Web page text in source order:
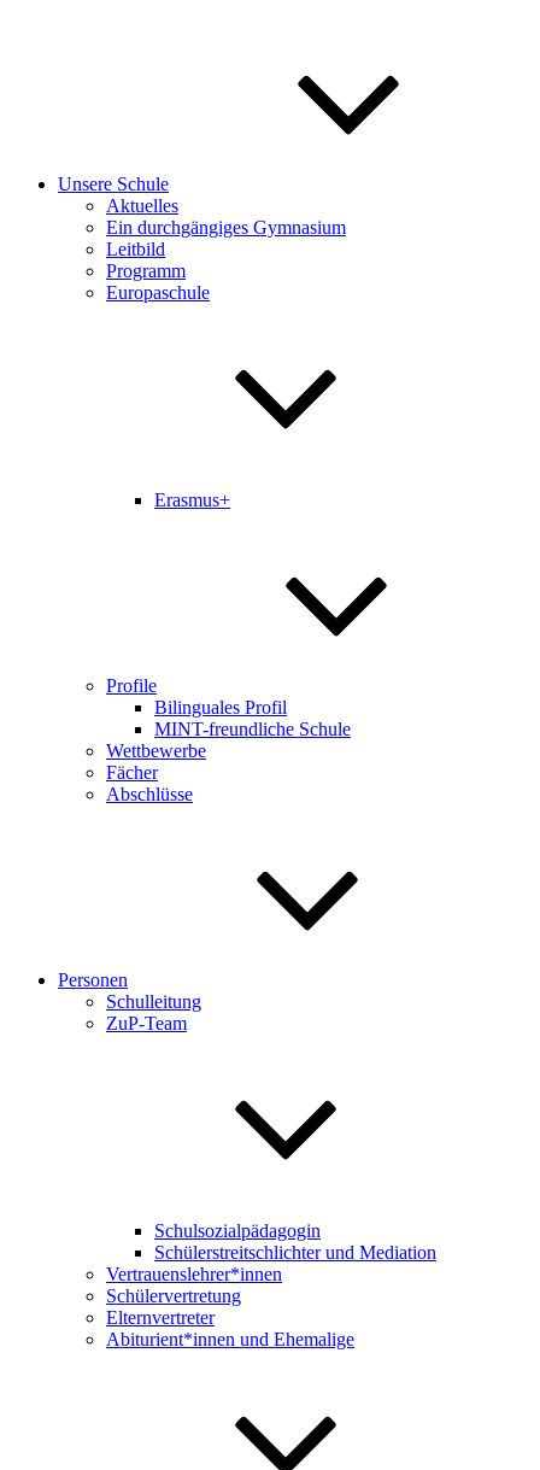
Unsere Schule
Aktuelles
Ein durchgängiges Gymnasium
Leitbild
Programm
Europaschule
Erasmus+
Profile
Bilinguales Profil
MINT-freundliche Schule
Wettbewerbe
Fächer
Abschlüsse
Personen
Schulleitung
ZuP-Team
Schulsozialpädagogin
Schülerstreitschlichter und Mediation
Vertrauenslehrer*innen
Schülervertretung
Elternvertreter
Abiturient*innen und Ehemalige